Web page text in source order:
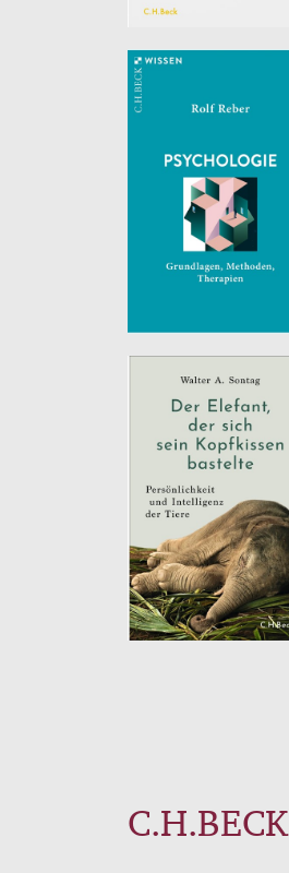
C.H.BECK